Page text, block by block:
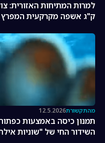
ק"ג אשפה מקרקעית המפרץ
מהתקשורת12.5.2026
תמנון כיסה באמצעות
השידור החי של "שוניות